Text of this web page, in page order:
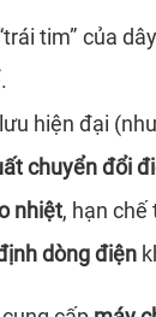
tim” của
hiện đại
chuyển đổi
nhiệt, hạn
dòng điện